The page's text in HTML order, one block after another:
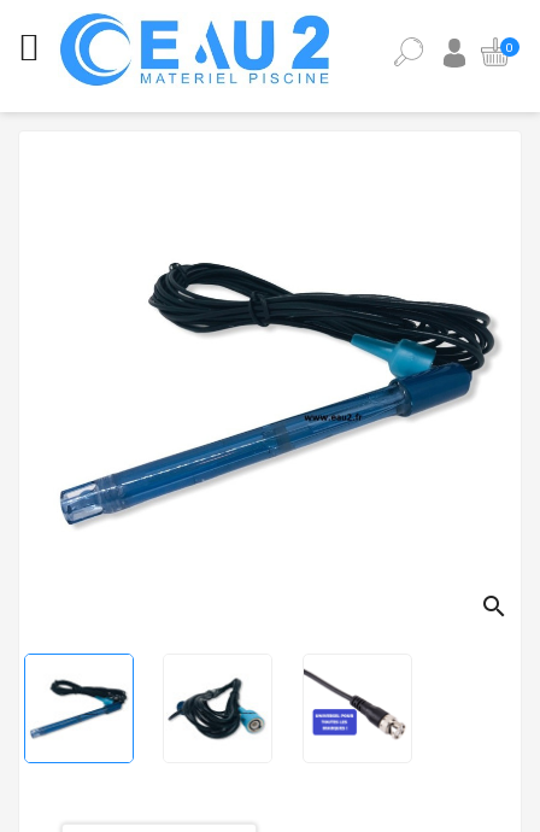
CATÉGORIES
PIÈCES
SCELLER
VANNES,
RACCORDS,
TUBES
0
search